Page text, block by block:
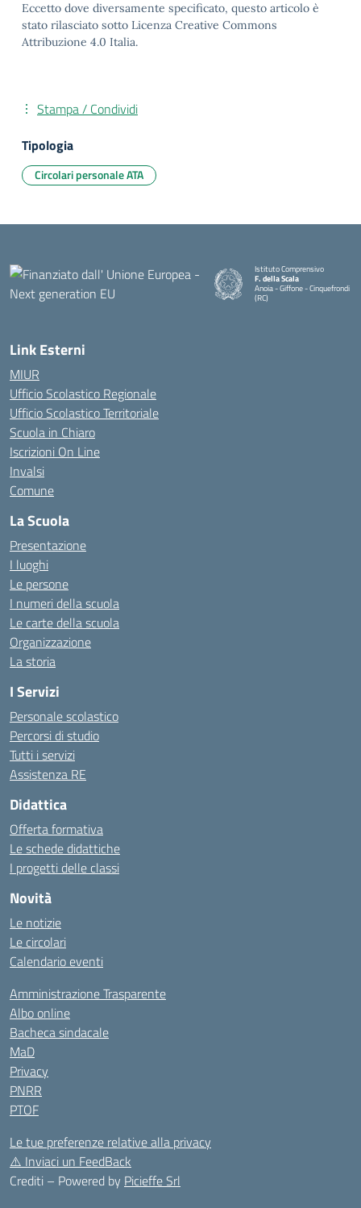
Eccetto dove diversamente specificato, questo articolo è
stato rilasciato sotto Licenza Creative Commons
Attribuzione 4.0 Italia.
Stampa / Condividi
Tipologia
Circolari personale ATA
Istituto Comprensivo
F. della Scala
Anoia - Giffone - Cinquefrondi
(RC)
Link Esterni
MIUR
Ufficio Scolastico Regionale
Ufficio Scolastico Territoriale
Scuola in Chiaro
Iscrizioni On Line
Invalsi
Comune
La Scuola
Presentazione
I luoghi
Le persone
I numeri della scuola
Le carte della scuola
Organizzazione
La storia
I Servizi
Personale scolastico
Percorsi di studio
Tutti i servizi
Assistenza RE
Didattica
Offerta formativa
Le schede didattiche
I progetti delle classi
Novità
Le notizie
Le circolari
Calendario eventi
Amministrazione Trasparente
Albo online
Bacheca sindacale
MaD
Privacy
PNRR
PTOF
Le tue preferenze relative alla privacy
⚠️ Inviaci un FeedBack
Crediti – Powered by Picieffe Srl